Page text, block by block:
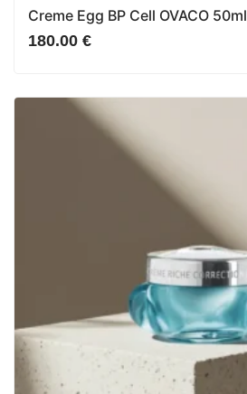
Avaliação
0
de
Creme Egg BP Cell OVACO 50ml
180.00 €